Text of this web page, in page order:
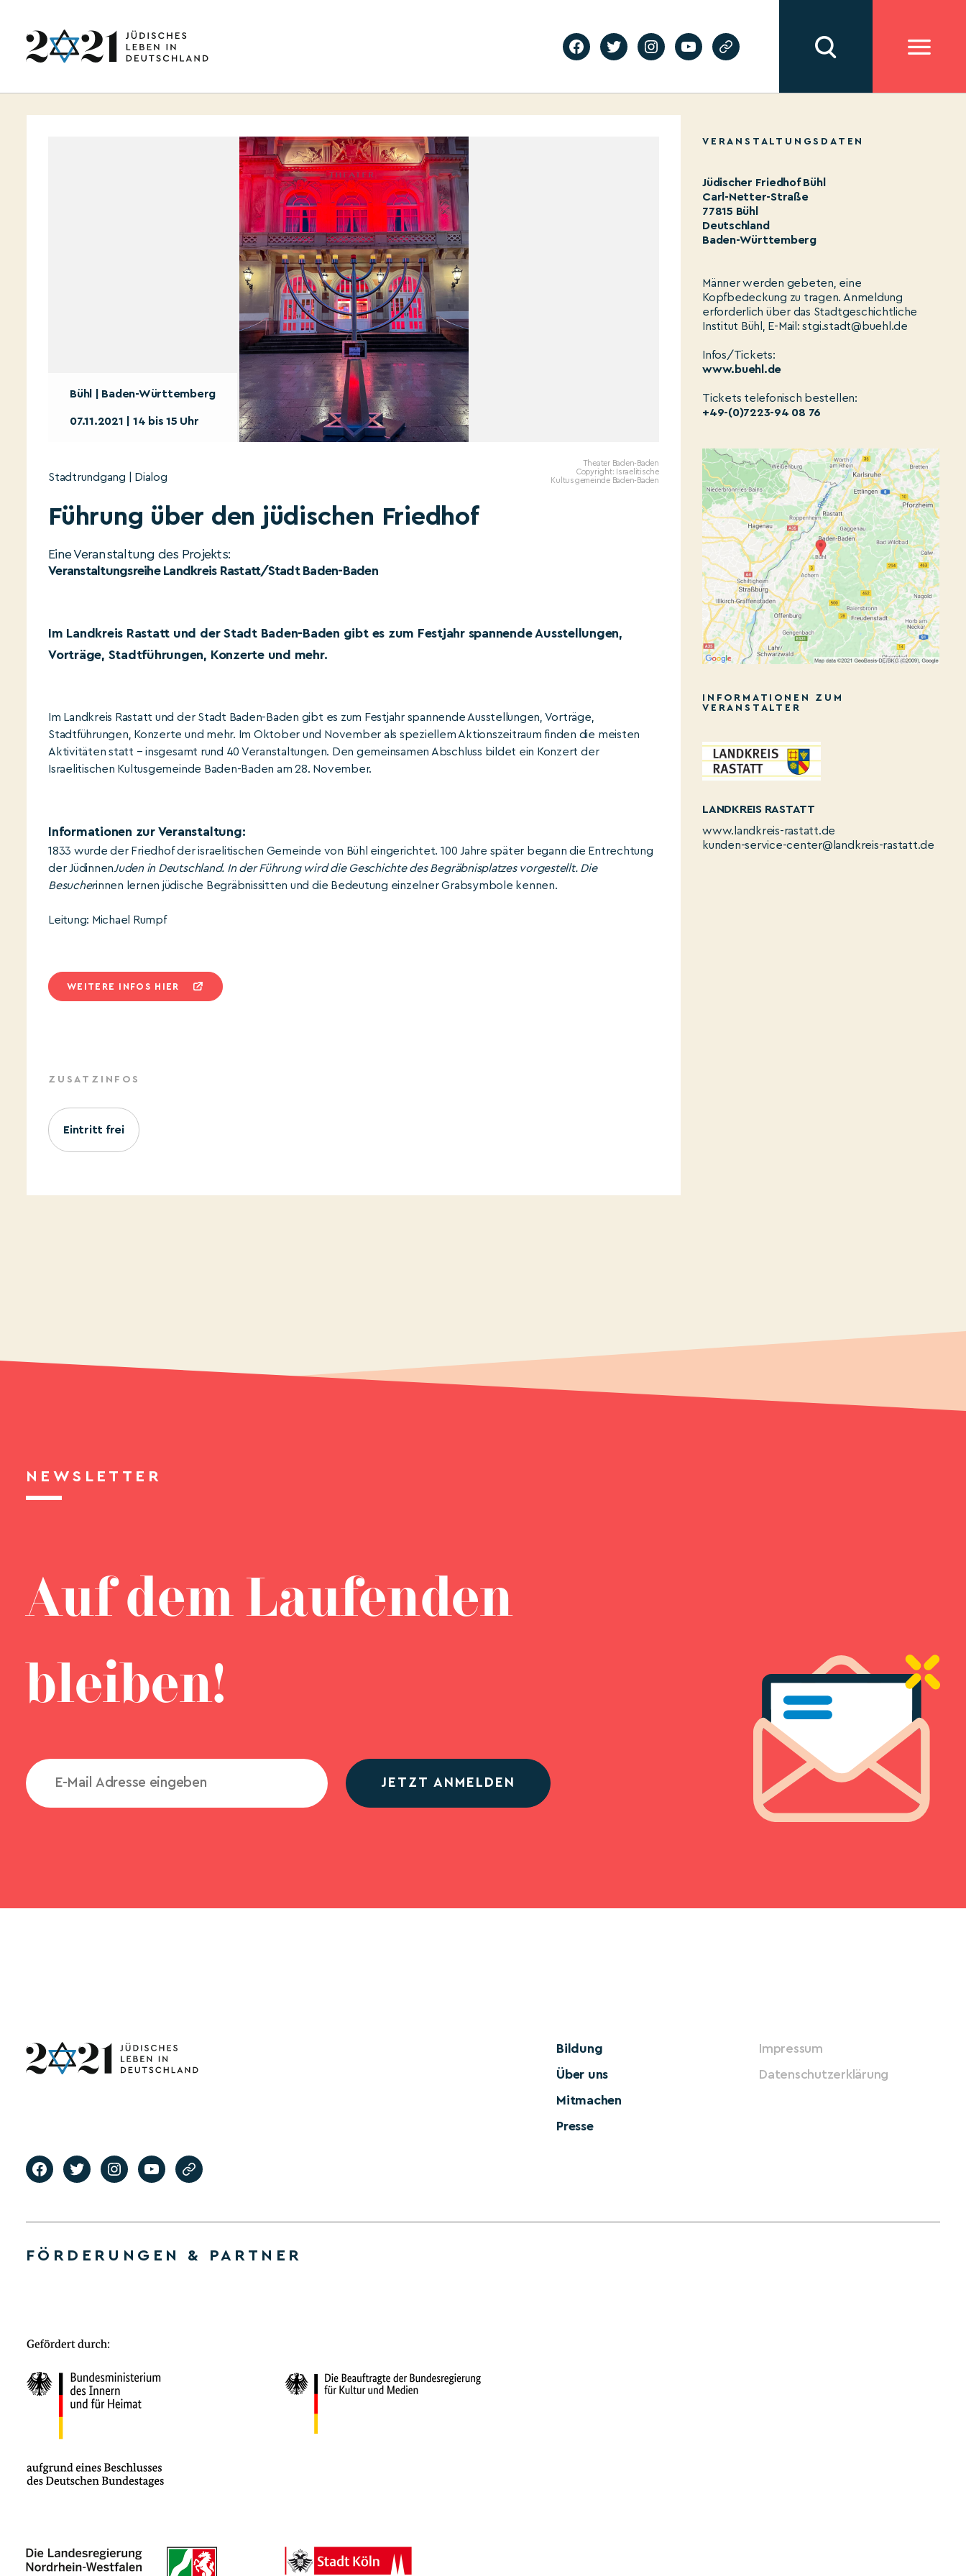
Bühl | Baden-Württemberg
07.11.2021 | 14 bis 15 Uhr
Theater Baden-Baden
Copyright: Israelitische
Kultusgemeinde Baden-Baden
Stadtrundgang | Dialog
Führung über den jüdischen Friedhof
Eine Veranstaltung des Projekts:
Veranstaltungsreihe Landkreis Rastatt/Stadt Baden-Baden
Im Landkreis Rastatt und der Stadt Baden-Baden gibt es zum Festjahr spannende Ausstellungen,
Vorträge, Stadtführungen, Konzerte und mehr.
Im Landkreis Rastatt und der Stadt Baden-Baden gibt es zum Festjahr spannende Ausstellungen, Vorträge,
Stadtführungen, Konzerte und mehr. Im Oktober und November als speziellem Aktionszeitraum finden die meisten
Aktivitäten statt – insgesamt rund 40 Veranstaltungen. Den gemeinsamen Abschluss bildet ein Konzert der
Israelitischen Kultusgemeinde Baden-Baden am 28. November.
Informationen zur Veranstaltung:
1833 wurde der Friedhof der israelitischen Gemeinde von Bühl eingerichtet. 100 Jahre später begann die Entrechtung
der Jüdinnen Juden in Deutschland. In der Führung wird die Geschichte des Begräbnisplatzes vorgestellt. Die
Besucherinnen lernen jüdische Begräbnissitten und die Bedeutung einzelner Grabsymbole kennen.
Leitung: Michael Rumpf
WEITERE INFOS HIER
ZUSATZINFOS
Eintritt frei
VERANSTALTUNGSDATEN
Jüdischer Friedhof Bühl
Carl-Netter-Straße
77815 Bühl
Deutschland
Baden-Württemberg
Männer werden gebeten, eine
Kopfbedeckung zu tragen. Anmeldung
erforderlich über das Stadtgeschichtliche
Institut Bühl, E-Mail: stgi.stadt@buehl.de
Infos/Tickets:
www.buehl.de
Tickets telefonisch bestellen:
+49-(0)7223-94 08 76
INFORMATIONEN ZUM
VERANSTALTER
LANDKREIS RASTATT
www.landkreis-rastatt.de
kunden-service-center@landkreis-rastatt.de
NEWSLETTER
Auf dem Laufenden
bleiben!
JETZT ANMELDEN
Bildung
Über uns
Mitmachen
Presse
Impressum
Datenschutzerklärung
FÖRDERUNGEN & PARTNER